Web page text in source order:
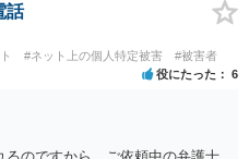
話
#ネット上の個人特定被害 #被害者
役にたった 6
のですから、ご依頼中の弁護士